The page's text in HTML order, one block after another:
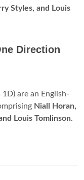
Styles, and Louis
Direction
are an English-
Niall Horan,
Louis Tomlinson.